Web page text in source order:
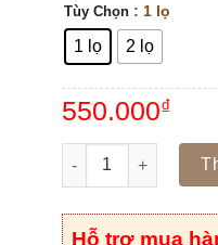
Tùy Chọn : 1 lọ
1 lọ 2 lọ
550.000₫
Số lượng
Hỗ trợ mua